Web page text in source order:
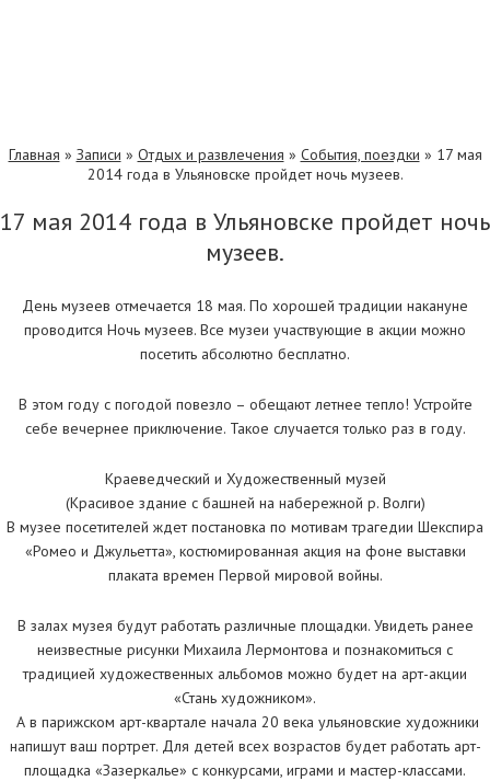
Главная » Записи » Отдых и развлечения » События, поездки » 17 мая
2014 года в Ульяновске пройдет ночь музеев.
17 мая 2014 года в Ульяновске пройдет ночь
музеев.
День музеев отмечается 18 мая. По хорошей традиции накануне
проводится Ночь музеев. Все музеи участвующие в акции можно
посетить абсолютно бесплатно.
В этом году с погодой повезло – обещают летнее тепло! Устройте
себе вечернее приключение. Такое случается только раз в году.
Краеведческий и Художественный музей
(Красивое здание с башней на набережной р. Волги)
В музее посетителей ждет постановка по мотивам трагедии Шекспира
«Ромео и Джульетта», костюмированная акция на фоне выставки
плаката времен Первой мировой войны.
В залах музея будут работать различные площадки. Увидеть ранее
неизвестные рисунки Михаила Лермонтова и познакомиться с
традицией художественных альбомов можно будет на арт-акции
«Стань художником».
А в парижском арт-квартале начала 20 века ульяновские художники
напишут ваш портрет. Для детей всех возрастов будет работать арт-
площадка «Зазеркалье» с конкурсами, играми и мастер-классами.